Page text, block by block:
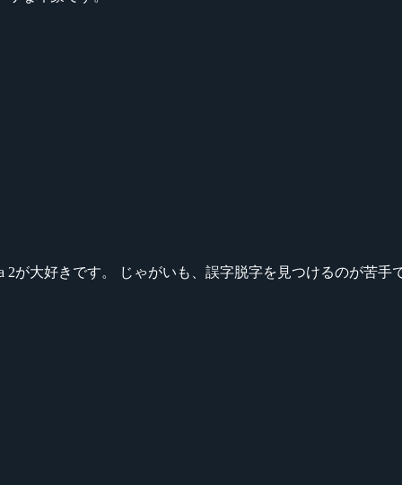
2が大好きです。 じゃがいも、誤字脱字を見つけるのが苦